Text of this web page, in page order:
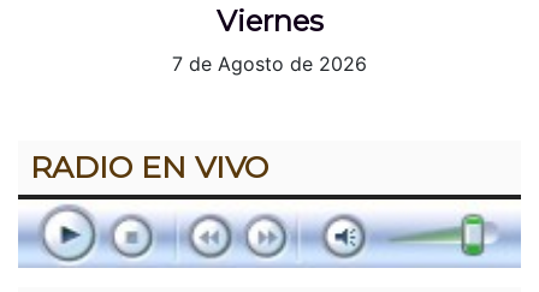
Viernes
7 de Agosto de 2026
RADIO EN VIVO